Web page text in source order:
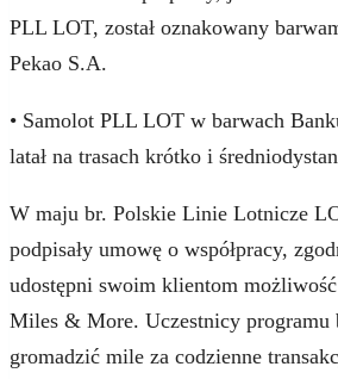
PLL LOT, został oznakowany
Pekao S.A.
• Samolot PLL LOT w barwach
latał na trasach krótko i
W maju br. Polskie Linie Lotnicze
podpisały umowę o współpracy,
udostępni swoim klientom
Miles & More. Uczestnicy programu
gromadzić mile za codzienne